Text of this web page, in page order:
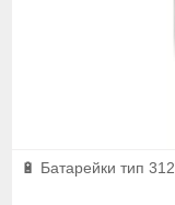
🔋 Батарейки тип 312